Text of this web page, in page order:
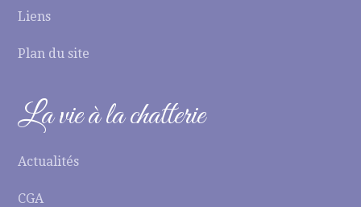
Liens
Plan du site
La vie à la chatterie
Actualités
CGA